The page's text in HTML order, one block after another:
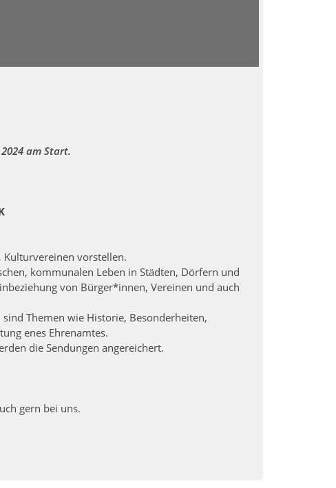
am Start.
Kulturvereinen vorstellen.
kommunalen Leben in Städten, Dörfern und
von Bürger*innen, Vereinen und auch
Themen wie Historie, Besonderheiten,
enes Ehrenamtes.
die Sendungen angereichert.
gern bei uns.